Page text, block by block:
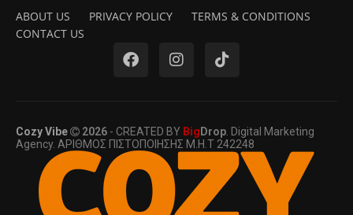
ABOUT US PRIVACY POLICY
TERMS & CONDITIONS
CONTACT US
Cozy Vibe 2026 - CREATED BY Big Drop . Digital Marketing
Agency. ΑΡΙΘΜΟΣ ΠΙΣΤΟΠΟΙΗΣΗΣ Μ.Η.Τ 242248